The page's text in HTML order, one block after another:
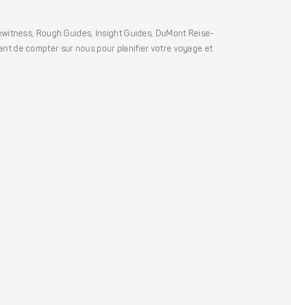
Rough Guides, Insight Guides, DuMont Reise-
de compter sur nous pour planifier votre voyage et